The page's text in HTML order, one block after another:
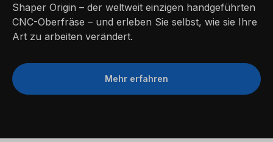
Shaper Origin – der weltweit einzigen handgeführten
CNC-Oberfräse – und erleben Sie selbst, wie sie Ihre
Art zu arbeiten verändert.
Mehr erfahren